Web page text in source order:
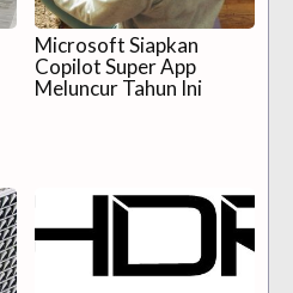
Microsoft Siapkan
Copilot Super App
Meluncur Tahun Ini